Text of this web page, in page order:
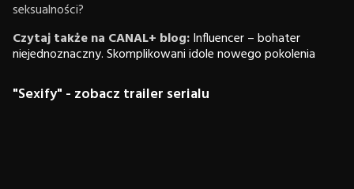
seksualności?
Czytaj także na CANAL+ blog:Influencer – bohater
niejednoznaczny. Skomplikowani idole nowego pokolenia
"Sexify" - zobacz trailer serialu